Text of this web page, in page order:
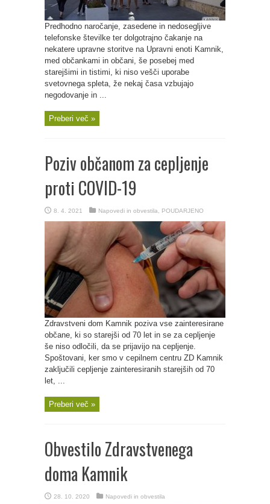
Predhodno naročanje, zasedene in nedosegljive
telefonske številke ter dolgotrajno čakanje na
nekatere upravne storitve na Upravni enoti Kamnik,
med občankami in občani, še posebej med
starejšimi in tistimi, ki niso vešči uporabe
svetovnega spleta, že nekaj časa vzbujajo
negodovanje in ...
Preberi več »
Poziv občanom za cepljenje
proti COVID-19
8. 4. 2021 Napovedi in obvestila POUDARJENO
Zdravstveni dom Kamnik poziva vse zainteresirane
občane, ki so starejši od 70 let in se za cepljenje
še niso odločili, da se prijavijo na cepljenje.
Spoštovani, ker smo v cepilnem centru ZD Kamnik
zaključili cepljenje zainteresiranih starejših od 70
let, ...
Preberi več »
Obvestilo Zdravstvenega
doma Kamnik
28. 10. 2020 Napovedi in obvestila